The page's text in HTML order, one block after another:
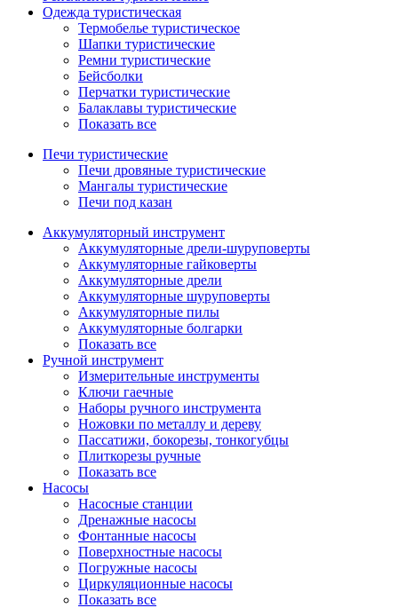
Одежда туристическая
Термобелье туристическое
Шапки туристические
Ремни туристические
Бейсболки
Перчатки туристические
Балаклавы туристические
Показать все
Печи туристические
Печи дровяные туристические
Мангалы туристические
Печи под казан
Аккумуляторный инструмент
Аккумуляторные дрели-шуруповерты
Аккумуляторные гайковерты
Аккумуляторные дрели
Аккумуляторные шуруповерты
Аккумуляторные пилы
Аккумуляторные болгарки
Показать все
Ручной инструмент
Измерительные инструменты
Ключи гаечные
Наборы ручного инструмента
Ножовки по металлу и дереву
Пассатижи, бокорезы, тонкогубцы
Плиткорезы ручные
Показать все
Насосы
Насосные станции
Дренажные насосы
Фонтанные насосы
Поверхностные насосы
Погружные насосы
Циркуляционные насосы
Показать все